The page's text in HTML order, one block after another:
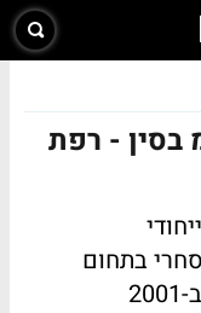
- רפת
בתחום